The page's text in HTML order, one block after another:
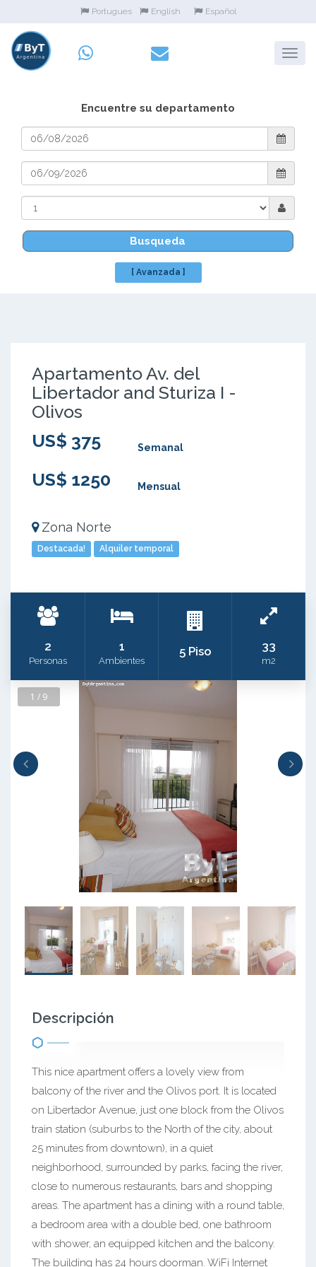
Portugues English Español
Encuentre su departamento
Busqueda
[ Avanzada ]
Apartamento Av. del
Libertador and Sturiza I -
Olivos
US$ 375
Semanal
US$ 1250 Mensual
Zona Norte
Destacada! Alquiler temporal
2
Personas
1
Ambientes
5 Piso 33
m2
1 / 9
Descripción
This nice apartment offers a lovely view from
balcony of the river and the Olivos port. It is located
on Libertador Avenue, just one block from the Olivos
train station (suburbs to the North of the city, about
25 minutes from downtown), in a quiet
neighborhood, surrounded by parks, facing the river,
close to numerous restaurants, bars and shopping
areas. The apartment has a dining with a round table,
a bedroom area with a double bed, one bathroom
with shower, an equipped kitchen and the balcony.
The building has 24 hours doorman. WiFi Internet